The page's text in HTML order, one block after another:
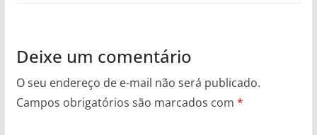
Deixe um comentário
O seu endereço de e-mail não será publicado.
Campos obrigatórios são marcados com *